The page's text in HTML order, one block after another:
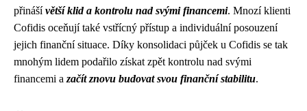
přinášívětší klid a kontrolu nad svými financemi. Mnozí klienti
Cofidis oceňují také vstřícný přístup a individuální posouzení
jejich finanční situace. Díky konsolidaci půjček u Cofidis se tak
mnohým lidem podařilo získat zpět kontrolu nad svými
financemi a začít znovu budovat svou finanční stabilitu.